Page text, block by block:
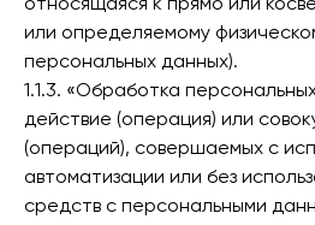
относящаяся к прямо или
или определяемому
персональных данных).
1.1.3. «Обработка
действие (операция) или
(операций), совершаемых с
автоматизации или без
средств с персональными